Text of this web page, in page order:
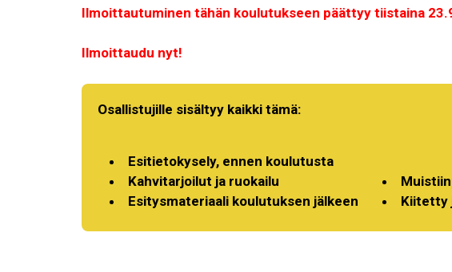
Ilmoittautuminen tähän koulutukseen päättyy tiistaina
Ilmoittaudu nyt!
Osallistujille sisältyy kaikki tämä:
Esitietokysely, ennen koulutusta
Kahvitarjoilut ja ruokailu
Esitysmateriaali koulutuksen jälkeen
Kiitetty